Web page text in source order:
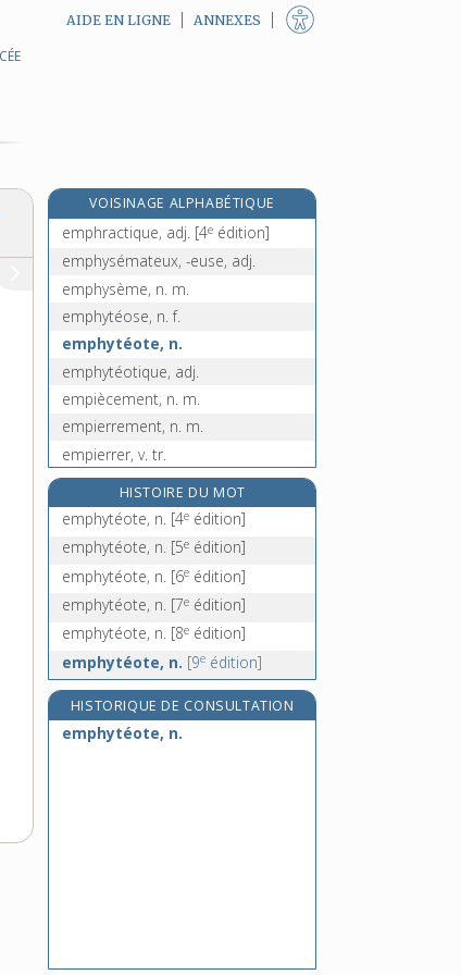
AIDE EN LIGNE ANNEXES
VOISINAGE ALPHABÉTIQUE
emphatiquement, adv.
emphractique, adj. [4e édition]
emphysémateux, -euse, adj.
emphysème, n. m.
emphytéose, n. f.
emphytéote, n.
emphytéotique, adj.
empiècement, n. m.
empierrement, n. m.
empierrer, v. tr.
empiètement, n. m.
empiéter, v. tr. et intr.
empiffrer, v. tr. et pron.
empilement, n. m.
HISTOIRE DU MOT
emphytéote, n. [4e édition]
emphytéote, n. [5e édition]
emphytéote, n. [6e édition]
emphytéote, n. [7e édition]
emphytéote, n. [8e édition]
emphytéote, n. [9e édition]
HISTORIQUE DE CONSULTATION
emphytéote, n.